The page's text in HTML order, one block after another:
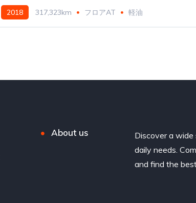
2018 317,323km フロアAT 軽油
About us
Discover a
daily needs.
and find the